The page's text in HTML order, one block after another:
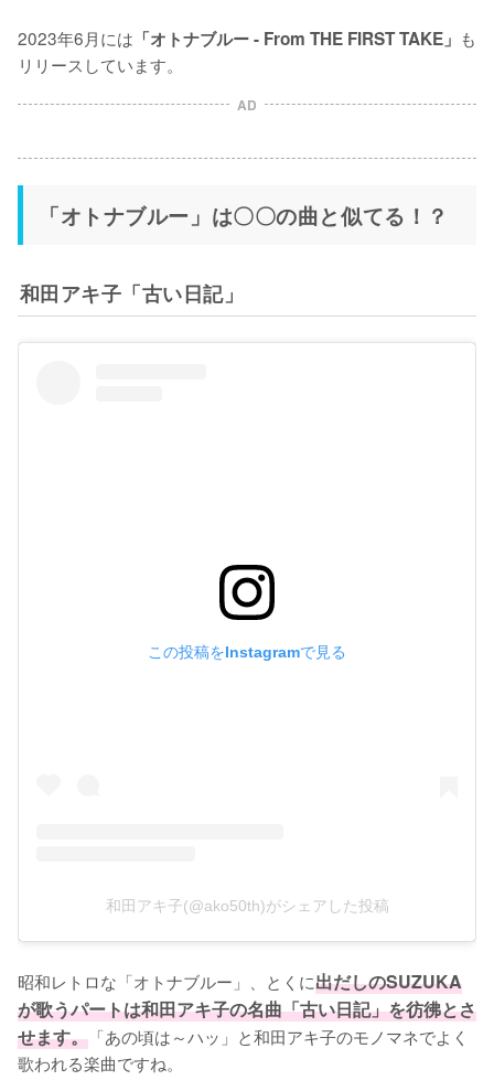
2023年6月には 「オトナブルー - From THE FIRST TAKE」 も
リリースしています。
AD
「オトナブルー」は〇〇の曲と似てる！？
和田アキ子「古い日記」
この投稿をInstagramで見る
和田アキ子(@ako50th)がシェアした投稿
昭和レトロな「オトナブルー」、とくに出だしのSUZUKA
が歌うパートは和田アキ子の名曲「古い日記」を彷彿とさ
せます。 「あの頃は～ハッ」と和田アキ子のモノマネでよく
歌われる楽曲ですね。